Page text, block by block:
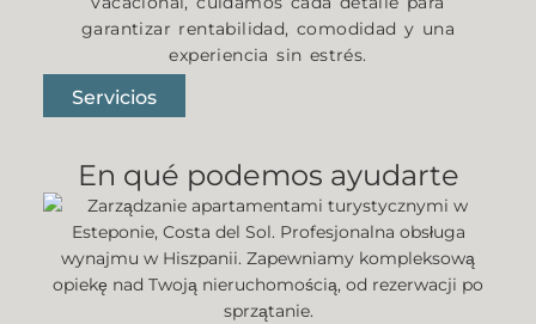
garantizar rentabilidad, comodidad y una
experiencia sin estrés.
Servicios
En qué podemos ayudarte